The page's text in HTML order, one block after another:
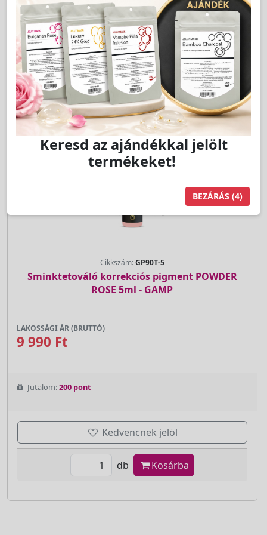
Kedvencnek jelöl
db Kosárba
Cikkszám:GP90T-5
Sminktetováló korrekciós pigment POWDER
ROSE 5ml - GAMP
LAKOSSÁGI ÁR (BRUTTÓ)
9 990 Ft
Jutalom:200 pont
Kedvencnek jelöl
db Kosárba
Keresd az ajándékkal jelölt
termékeket!
BEZÁRÁS (4)